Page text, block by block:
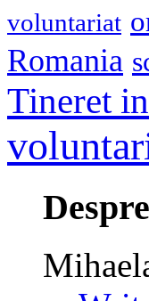
voluntariat
Romania
Tineret